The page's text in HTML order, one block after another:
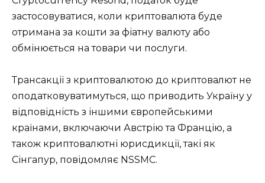
застосовуватися, коли криптовалюта буде
отримана за кошти за фіатну валюту або
обмінюється на товари чи послуги.
Трансакції з криптовалютою до криптовалют не
оподатковуватимуться, що приводить Україну у
відповідність з іншими європейськими
країнами, включаючи Австрію та Францію, а
також криптовалютні юрисдикції, такі як
Сінгапур, повідомляє NSSMC.